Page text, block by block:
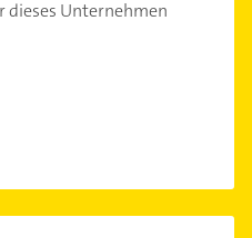
dieses Unternehmen